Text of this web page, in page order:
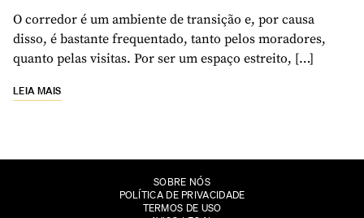
O corredor é um ambiente de transição e, por causa
disso, é bastante frequentado, tanto pelos moradores,
quanto pelas visitas. Por ser um espaço estreito, […]
LEIA MAIS
SOBRE NÓS
POLÍTICA DE PRIVACIDADE
TERMOS DE USO